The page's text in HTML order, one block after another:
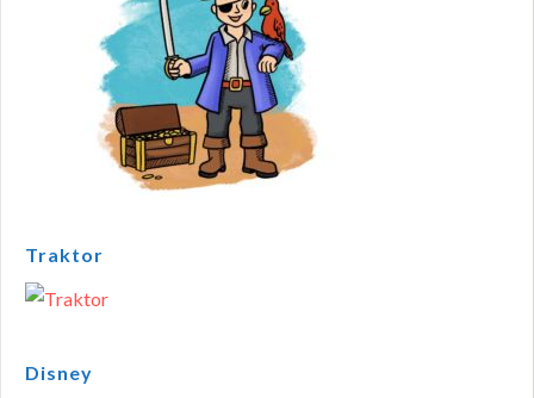
Traktor
Disney